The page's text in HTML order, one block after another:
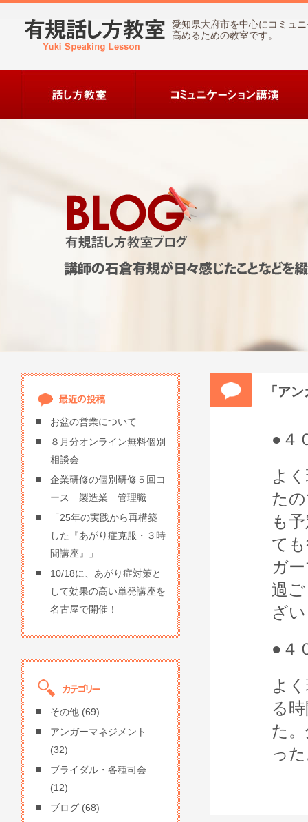
愛知県大府市を中心にコミュ
高めるための教室です。
「ア
●４
よ
た
も
て
ガ
過
ざ
●４
よ
る
た
っ
お盆の営業について
８月分オンライン無料個別
相談会
企業研修の個別研修５回コ
ース 製造業 管理職
「25年の実践から再構築
した『あがり症克服・３時
間講座』」
10/18に、あがり症対策と
して効果の高い単発講座を
名古屋で開催！
その他 (69)
アンガーマネジメント
(32)
ブライダル・各種司会
(12)
ブログ (68)